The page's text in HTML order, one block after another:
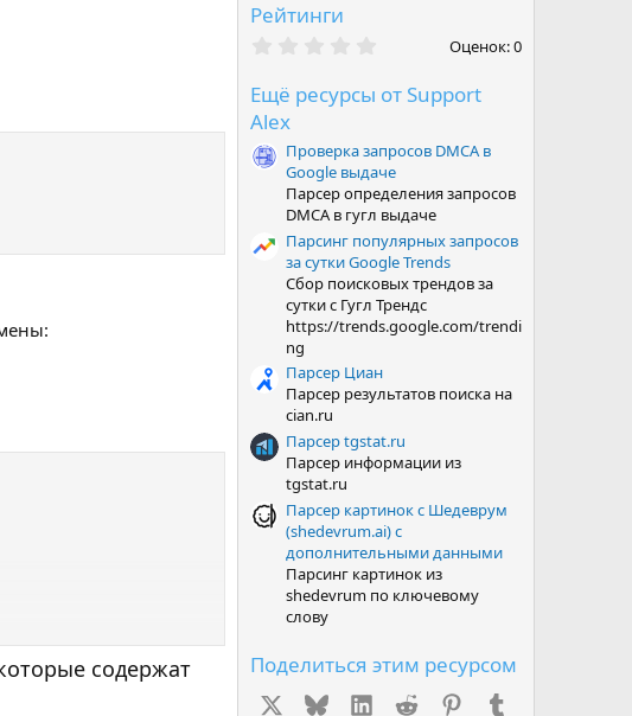
содержат
Рейтинги
0
ё
з
д
Оценок: 0
Ещё ресурсы от Support
Alex
Проверка запросов DMCA в
Google выдаче
Парсер определения запросов
DMCA в гугл выдаче
Парсинг популярных запросов
за сутки Google Trends
Сбор поисковых трендов за
сутки с Гугл Трендс
https://trends.google.com/trendi
ng
Парсер Циан
Парсер результатов поиска на
cian.ru
Парсер tgstat.ru
Парсер информации из
tgstat.ru
Парсер картинок с Шедеврум
(shedevrum.ai) с
дополнительными данными
Парсинг картинок из
shedevrum по ключевому
слову
Поделиться этим ресурсом
BlueskyLinkedInReddit Pinterest